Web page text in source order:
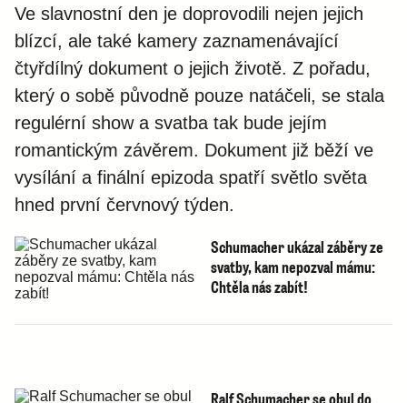
Ve slavnostní den je doprovodili nejen jejich
blízcí, ale také kamery zaznamenávající
čtyřdílný dokument o jejich životě. Z pořadu,
který o sobě původně pouze natáčeli, se stala
regulérní show a svatba tak bude jejím
romantickým závěrem. Dokument již běží ve
vysílání a finální epizoda spatří světlo světa
hned první červnový týden.
Schumacher ukázal záběry ze
svatby, kam nepozval mámu:
Chtěla nás zabít!
Ralf Schumacher se obul do